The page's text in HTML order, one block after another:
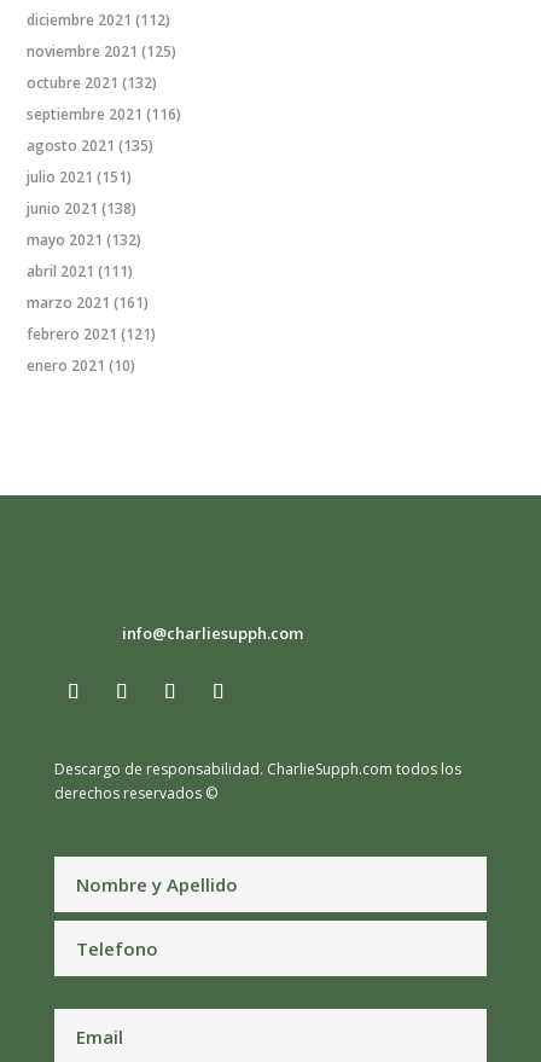
diciembre 2021 (112)
noviembre 2021 (125)
octubre 2021 (132)
septiembre 2021 (116)
agosto 2021 (135)
julio 2021 (151)
junio 2021 (138)
mayo 2021 (132)
abril 2021 (111)
marzo 2021 (161)
febrero 2021 (121)
enero 2021 (10)
info@charliesupph.com
Descargo de responsabilidad. CharlieSupph.com todos los
derechos reservados ©